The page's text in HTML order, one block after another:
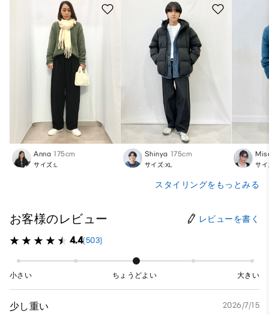
Anna 175cm
サイズ:L
Shinya 175cm
サイズ:XL サ
スタイリングをもっとみる
お客様のレビュー レビューを書く
4.4(503)
小さい ちょうどよい 大きい
少し重い 2026/7/15